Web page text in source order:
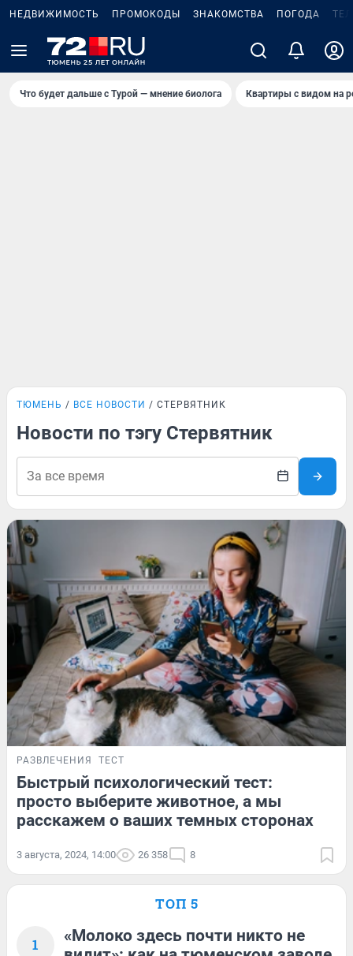
НЕДВИЖИМОСТЬ ПРОМОКОДЫ ЗНАКОМСТВА ПОГОДА
Что будет дальше с Турой — мнение биолога Квартиры с видом на
ТЮМЕНЬ ВСЕ НОВОСТИ СТЕРВЯТНИК
Новости по тэгу Стервятник
РАЗВЛЕЧЕНИЯ ТЕСТ
Быстрый психологический тест:
просто выберите животное, а мы
расскажем о ваших темных сторонах
3 августа, 2024, 14:00 26 358 8
ТОП 5
1
«Молоко здесь почти никто не